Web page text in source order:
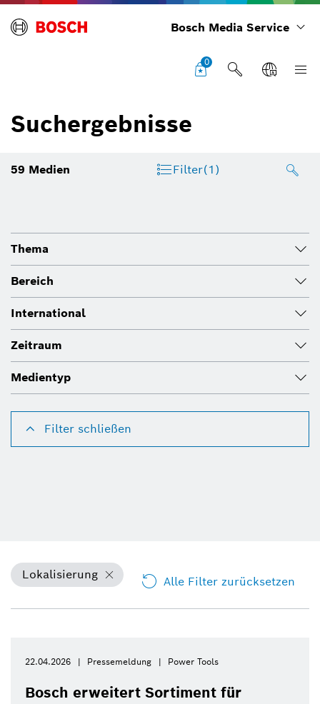
Bosch Media Service
0
Suchergebnisse
59 Medien Filter(1)
Thema
Bereich
International
Zeitraum
Medientyp
Filter schließen
Lokalisierung Alle Filter zurücksetzen
22.04.2026 Pressemeldung Power Tools
Bosch erweitert Sortiment für